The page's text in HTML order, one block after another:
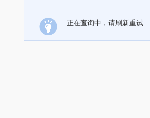
正在查询中，请刷新重试